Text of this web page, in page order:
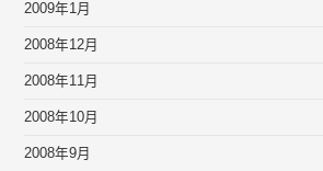
2009年1月
2008年12月
2008年11月
2008年10月
2008年9月